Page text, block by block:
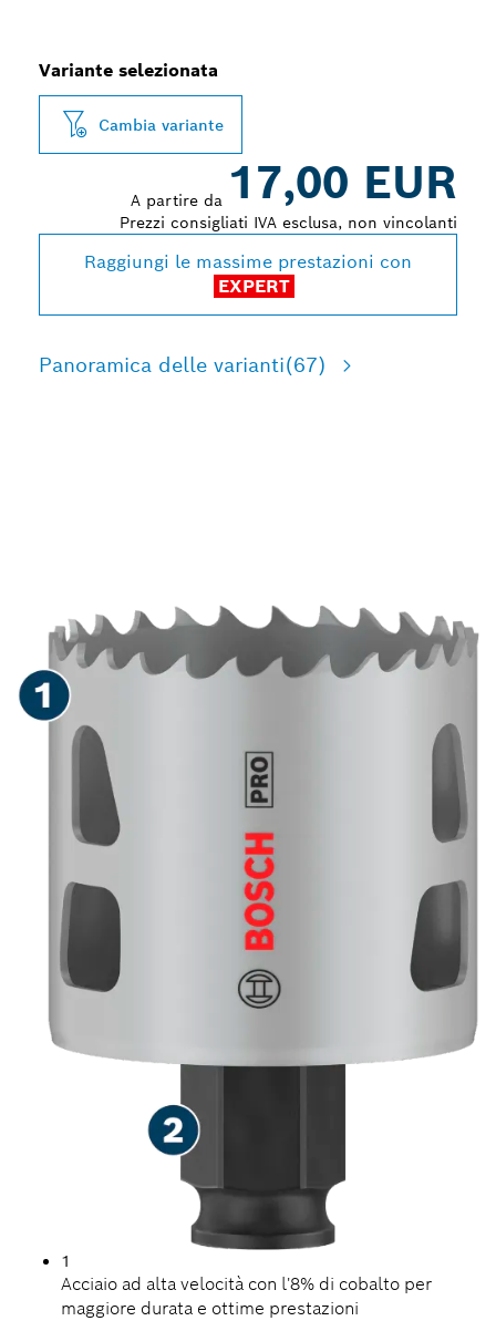
Variante selezionata
Cambia variante
A partire da 17,00 EUR
Prezzi consigliati IVA esclusa, non vincolanti
Raggiungi le massime prestazioni con
EXPERT
Panoramica delle varianti(67)
1
Acciaio ad alta velocità con l'8% di cobalto per
maggiore durata e ottime prestazioni